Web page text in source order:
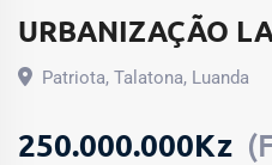
URBANIZAÇÃO
Patriota, Talatona, Luanda
250.000.000Kz